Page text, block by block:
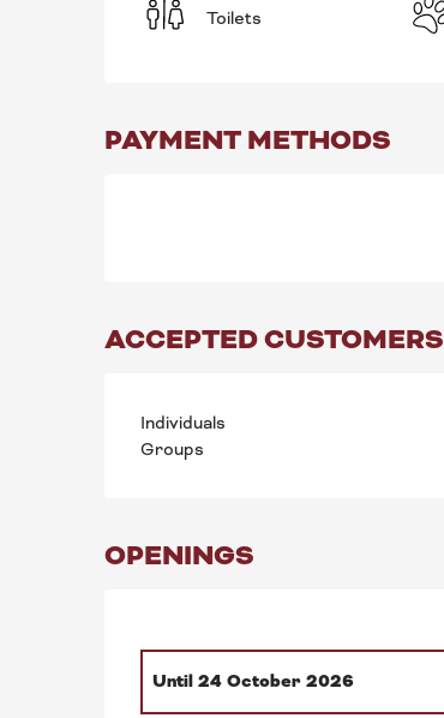
Toilets
PAYMENT METHODS
ACCEPTED CUSTOMERS
Individuals
Groups
OPENINGS
Until 24 October 2026